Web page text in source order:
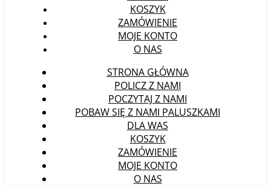
KOSZYK
ZAMÓWIENIE
MOJE KONTO
O NAS
STRONA GŁÓWNA
POLICZ Z NAMI
POCZYTAJ Z NAMI
POBAW SIĘ Z NAMI PALUSZKAMI
DLA WAS
KOSZYK
ZAMÓWIENIE
MOJE KONTO
O NAS